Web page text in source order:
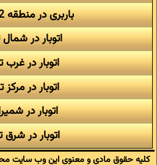
باربری در منطقه 22 تهران
اتوبار در
اتوبار در غرب
اتوبار در مرکز
اتوبار در
اتوبار در شرق
کلیه حقوق مادی و معنوی این وب سایت